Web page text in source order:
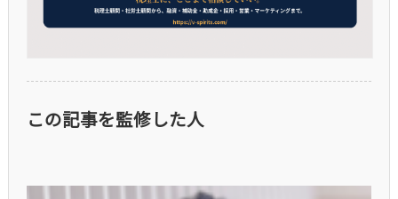
この記事を監修した人